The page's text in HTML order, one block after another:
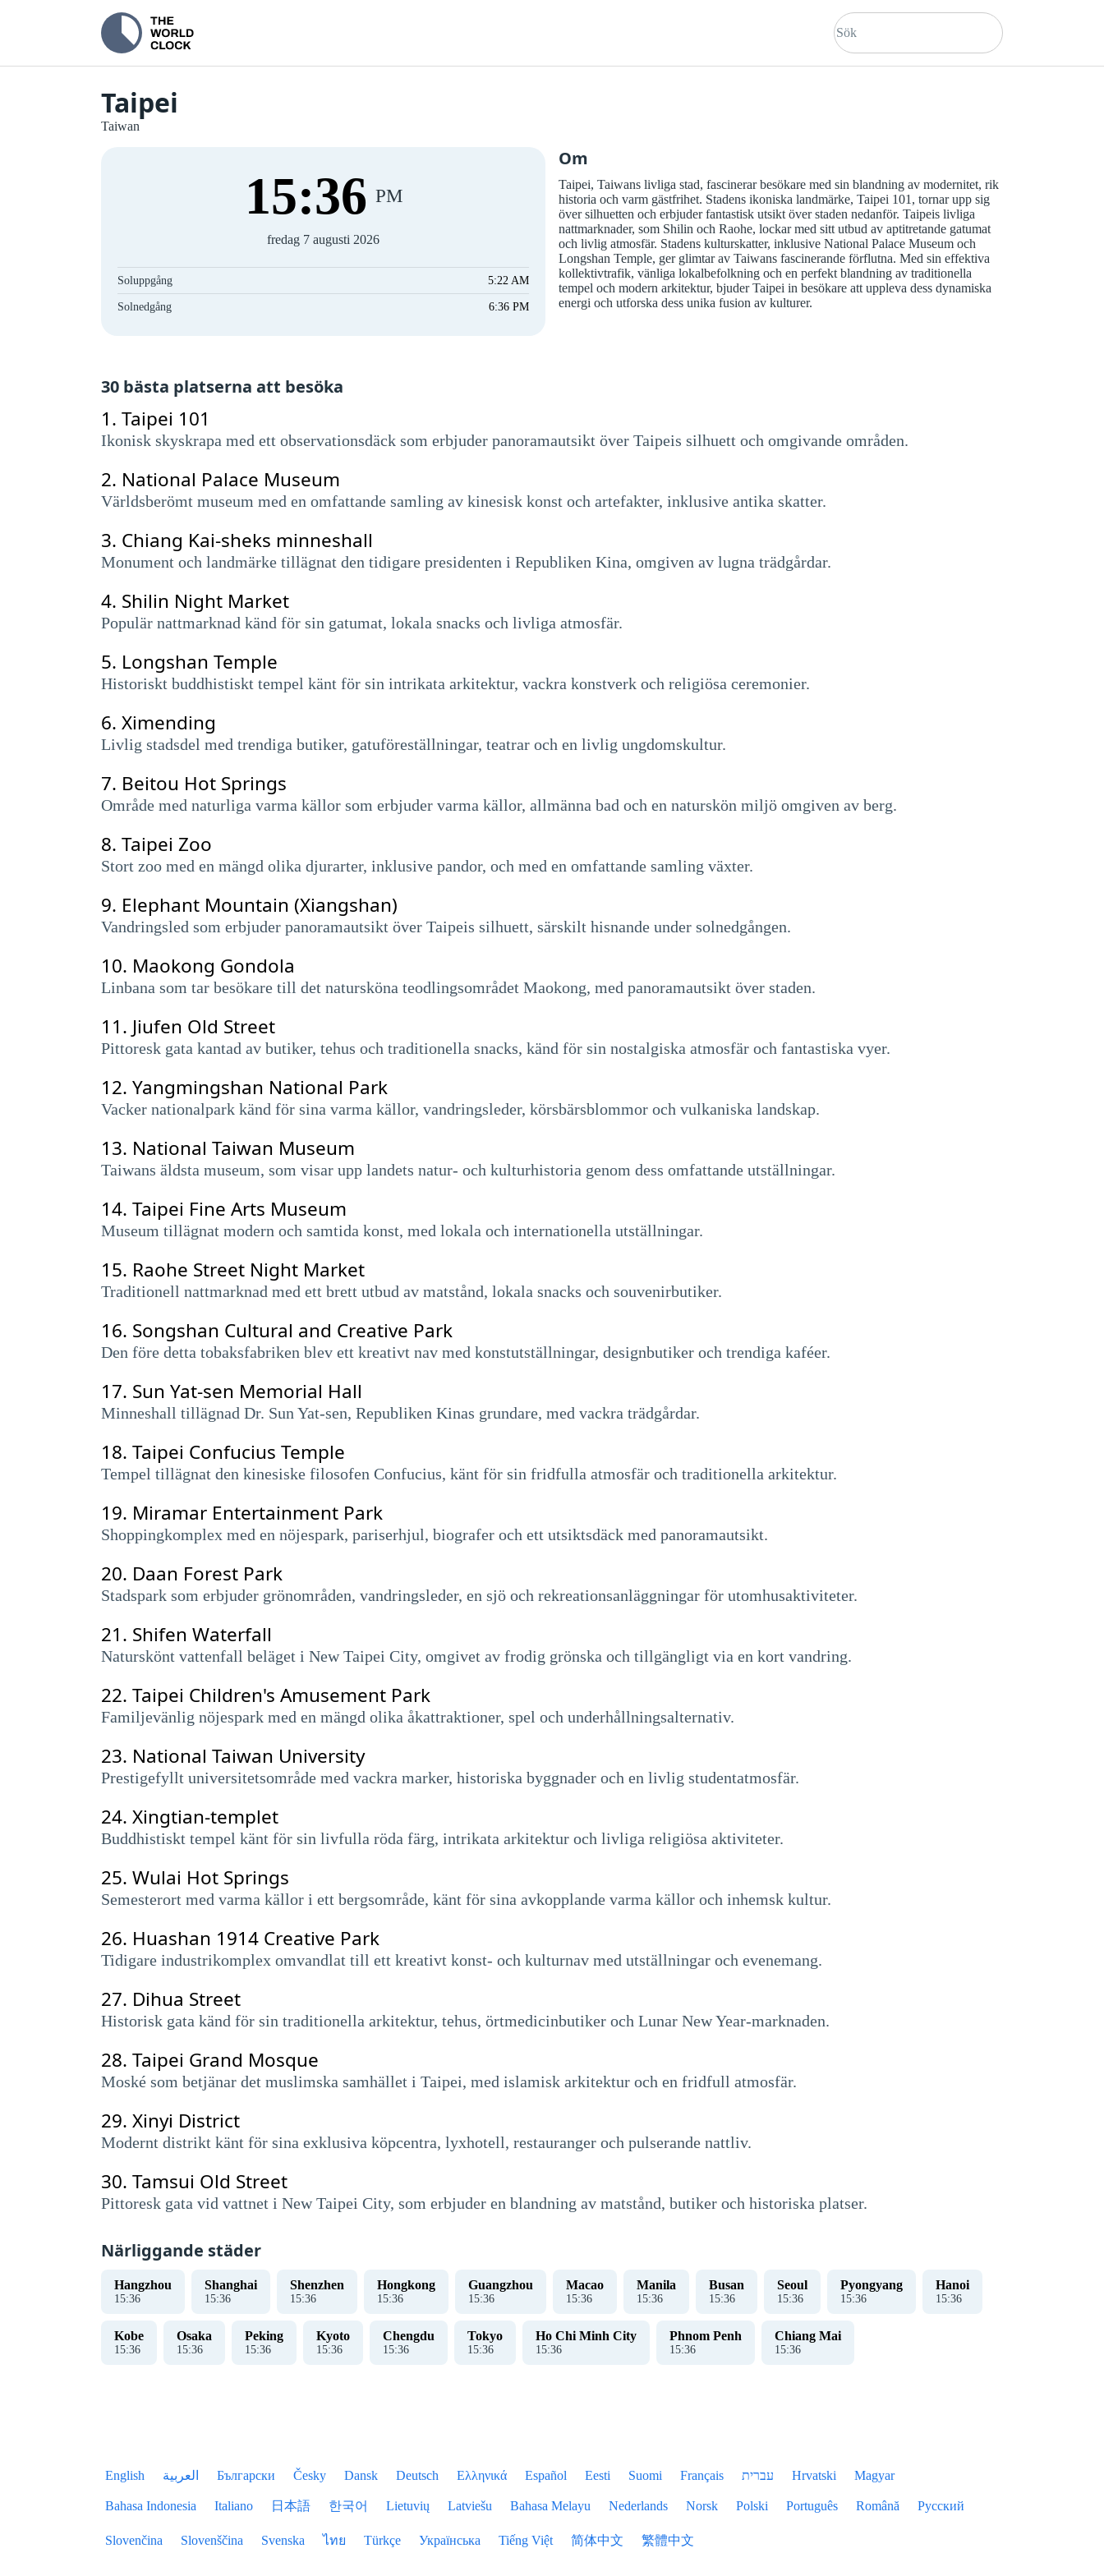
Taipei
Taiwan
15:37 PM
fredag 7 augusti 2026
Soluppgång 5:22 AM
Solnedgång 6:36 PM
Om
Taipei, Taiwans livliga stad, fascinerar besökare med sin blandning av modernitet, rik
historia och varm gästfrihet. Stadens ikoniska landmärke, Taipei 101, tornar upp sig
över silhuetten och erbjuder fantastisk utsikt över staden nedanför. Taipeis livliga
nattmarknader, som Shilin och Raohe, lockar med sitt utbud av aptitretande gatumat
och livlig atmosfär. Stadens kulturskatter, inklusive National Palace Museum och
Longshan Temple, ger glimtar av Taiwans fascinerande förflutna. Med sin effektiva
kollektivtrafik, vänliga lokalbefolkning och en perfekt blandning av traditionella
tempel och modern arkitektur, bjuder Taipei in besökare att uppleva dess dynamiska
energi och utforska dess unika fusion av kulturer.
30 bästa platserna att besöka
1. Taipei 101
Ikonisk skyskrapa med ett observationsdäck som erbjuder panoramautsikt över Taipeis silhuett och omgivande områden.
2. National Palace Museum
Världsberömt museum med en omfattande samling av kinesisk konst och artefakter, inklusive antika skatter.
3. Chiang Kai-sheks minneshall
Monument och landmärke tillägnat den tidigare presidenten i Republiken Kina, omgiven av lugna trädgårdar.
4. Shilin Night Market
Populär nattmarknad känd för sin gatumat, lokala snacks och livliga atmosfär.
5. Longshan Temple
Historiskt buddhistiskt tempel känt för sin intrikata arkitektur, vackra konstverk och religiösa ceremonier.
6. Ximending
Livlig stadsdel med trendiga butiker, gatuföreställningar, teatrar och en livlig ungdomskultur.
7. Beitou Hot Springs
Område med naturliga varma källor som erbjuder varma källor, allmänna bad och en naturskön miljö omgiven av berg.
8. Taipei Zoo
Stort zoo med en mängd olika djurarter, inklusive pandor, och med en omfattande samling växter.
9. Elephant Mountain (Xiangshan)
Vandringsled som erbjuder panoramautsikt över Taipeis silhuett, särskilt hisnande under solnedgången.
10. Maokong Gondola
Linbana som tar besökare till det natursköna teodlingsområdet Maokong, med panoramautsikt över staden.
11. Jiufen Old Street
Pittoresk gata kantad av butiker, tehus och traditionella snacks, känd för sin nostalgiska atmosfär och fantastiska vyer.
12. Yangmingshan National Park
Vacker nationalpark känd för sina varma källor, vandringsleder, körsbärsblommor och vulkaniska landskap.
13. National Taiwan Museum
Taiwans äldsta museum, som visar upp landets natur- och kulturhistoria genom dess omfattande utställningar.
14. Taipei Fine Arts Museum
Museum tillägnat modern och samtida konst, med lokala och internationella utställningar.
15. Raohe Street Night Market
Traditionell nattmarknad med ett brett utbud av matstånd, lokala snacks och souvenirbutiker.
16. Songshan Cultural and Creative Park
Den före detta tobaksfabriken blev ett kreativt nav med konstutställningar, designbutiker och trendiga kaféer.
17. Sun Yat-sen Memorial Hall
Minneshall tillägnad Dr. Sun Yat-sen, Republiken Kinas grundare, med vackra trädgårdar.
18. Taipei Confucius Temple
Tempel tillägnat den kinesiske filosofen Confucius, känt för sin fridfulla atmosfär och traditionella arkitektur.
19. Miramar Entertainment Park
Shoppingkomplex med en nöjespark, pariserhjul, biografer och ett utsiktsdäck med panoramautsikt.
20. Daan Forest Park
Stadspark som erbjuder grönområden, vandringsleder, en sjö och rekreationsanläggningar för utomhusaktiviteter.
21. Shifen Waterfall
Naturskönt vattenfall beläget i New Taipei City, omgivet av frodig grönska och tillgängligt via en kort vandring.
22. Taipei Children's Amusement Park
Familjevänlig nöjespark med en mängd olika åkattraktioner, spel och underhållningsalternativ.
23. National Taiwan University
Prestigefyllt universitetsområde med vackra marker, historiska byggnader och en livlig studentatmosfär.
24. Xingtian-templet
Buddhistiskt tempel känt för sin livfulla röda färg, intrikata arkitektur och livliga religiösa aktiviteter.
25. Wulai Hot Springs
Semesterort med varma källor i ett bergsområde, känt för sina avkopplande varma källor och inhemsk kultur.
26. Huashan 1914 Creative Park
Tidigare industrikomplex omvandlat till ett kreativt konst- och kulturnav med utställningar och evenemang.
27. Dihua Street
Historisk gata känd för sin traditionella arkitektur, tehus, örtmedicinbutiker och Lunar New Year-marknaden.
28. Taipei Grand Mosque
Moské som betjänar det muslimska samhället i Taipei, med islamisk arkitektur och en fridfull atmosfär.
29. Xinyi District
Modernt distrikt känt för sina exklusiva köpcentra, lyxhotell, restauranger och pulserande nattliv.
30. Tamsui Old Street
Pittoresk gata vid vattnet i New Taipei City, som erbjuder en blandning av matstånd, butiker och historiska platser.
Närliggande städer
Hangzhou
15:37
Shanghai
15:37
Shenzhen
15:37
Hongkong
15:37
Guangzhou
15:37
Macao
15:37
Manila
15:37
Busan
15:37
Seoul
15:37
Pyongyang
15:37
Hanoi
15:37
Kobe
15:37
Osaka
15:37
Peking
15:37
Kyoto
15:37
Chengdu
15:37
Tokyo
15:37
Ho Chi Minh City
15:37
Phnom Penh
15:37
Chiang Mai
15:37
English العربية Български Česky Dansk Deutsch Ελληνικά Español Eesti Suomi Français עברית Hrvatski Magyar
Bahasa Indonesia Italiano 日本語 한국어 Lietuvių Latviešu Bahasa Melayu Nederlands Norsk Polski Português Română Русский
Slovenčina Slovenščina Svenska ไทย Türkçe Українська Tiếng Việt 简体中文 繁體中文